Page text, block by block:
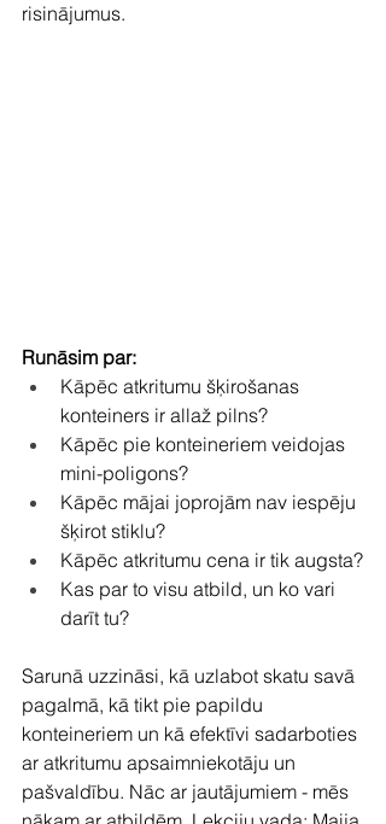
risinājumus.
Runāsim par:
Kāpēc atkritumu šķirošanas
konteiners ir allaž pilns?
Kāpēc pie konteineriem veidojas
mini-poligons?
Kāpēc mājai joprojām nav iespēju
šķirot stiklu?
Kāpēc atkritumu cena ir tik augsta?
Kas par to visu atbild, un ko vari
darīt tu?
Sarunā uzzināsi, kā uzlabot skatu savā
pagalmā, kā tikt pie papildu
konteineriem un kā efektīvi sadarboties
ar atkritumu apsaimniekotāju un
pašvaldību. Nāc ar jautājumiem - mēs